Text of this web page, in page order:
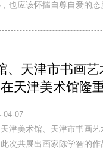
也应该怀揣自尊自爱的态
、天津市书画
天津美术馆隆
04-07
津美术馆、天津市书画
次共展出画家陈学智的